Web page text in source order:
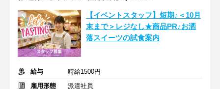
【イベントスタッフ】短期♪＜10月
末まで＞レジなし★商品PR♪お洒
落スイーツの試食案内
給与
時給1500円
雇用形態
派遣社員